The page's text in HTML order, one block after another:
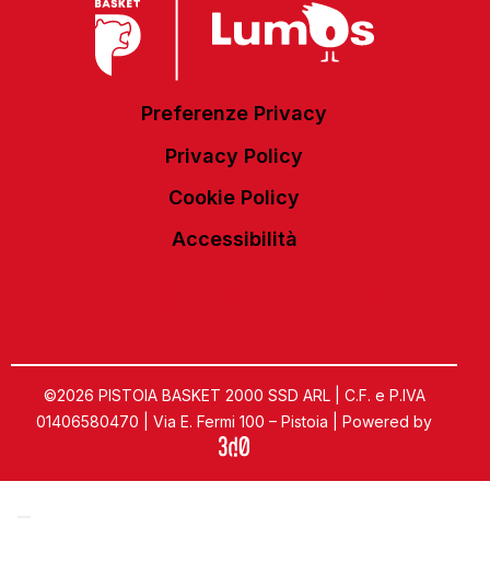
Preferenze Privacy
Privacy Policy
Cookie Policy
Accessibilità
©2026 PISTOIA BASKET 2000 SSD ARL | C.F. e P.IVA
01406580470 | Via E. Fermi 100 – Pistoia | Powered by